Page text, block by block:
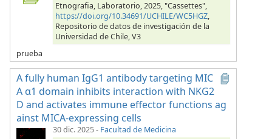
Etnografia, Laboratorio, 2025, "Cassettes",
https://doi.org/10.34691/UCHILE/WC5HGZ,
Repositorio de datos de investigación de la
Universidad de Chile, V3
prueba
A fully human IgG1 antibody targeting MIC
A α1 domain inhibits interaction with NKG2
D and activates immune effector functions ag
ainst MICA-expressing cells
30 dic. 2025- Facultad de Medicina